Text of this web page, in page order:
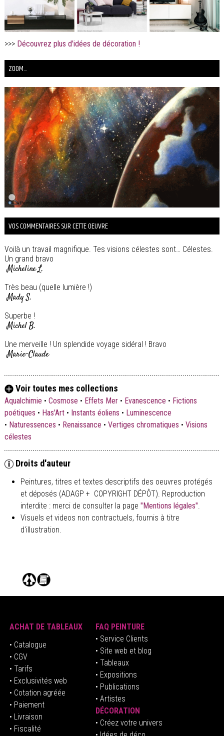
>>> Découvrez plus d'idées de décoration !
ZOOM...
VOS COMMENTAIRES SUR CETTE OEUVRE
Voilà un travail magnifique. Tes visions célestes sont… Célestes.
Un grand bravo
Micheline L.
Très beau (quelle lumière !)
Mady S.
Superbe !
Michel B.
Une merveille ! Un splendide voyage sidéral ! Bravo
Marie-Claude
Voir toutes mes collections
Aqualchimie • Cosmose • Effets Mer• Evanescence • Fictions
poétiques • Has'Art• Instants éoliens • Luminescence
• Naturessences • Renaissance • Vertiges chromatiques • Visions
célestes
Droits d'auteur
Peintures, titres et textes descriptifs des oeuvres protégés
et déposés (ADAGP + COPYRIGHT DÉPÔT). Reproduction
interdite : merci de consulter la page "Mentions légales".
Visuels et videos non contractuels, fournis à titre
d'illustration.
ACHAT DE TABLEAUX
• Catalogue
• CGV
• Tarifs
• Exclusivités web
• Cotation agréée
• Paiement
• Livraison
• Fiscalité
FAQ PEINTURE
• Service Clients
• Site web et blog
• Tableaux
• Expositions
• Publications
• Artistes
DÉCORATION
• Créez votre univers